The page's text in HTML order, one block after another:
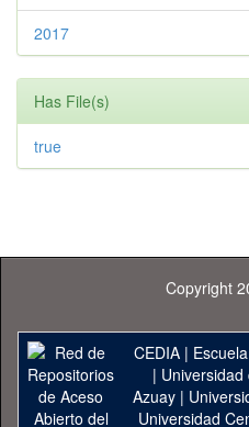
2017
Has File(s)
true
Copyright
CEDIA|
|
Azuay|
Universidad